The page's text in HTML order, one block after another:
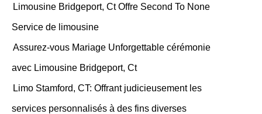
Limousine Bridgeport, Ct Offre Second To None
Service de limousine
Assurez-vous Mariage Unforgettable cérémonie
avec Limousine Bridgeport, Ct
Limo Stamford, CT: Offrant judicieusement les
services personnalisés à des fins diverses